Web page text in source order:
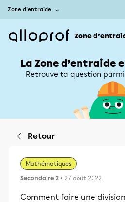
Zone d’entraide
Zone
La Zone d’entraide
Retrouve ta question parmi
Retour
Mathématiques
Secondaire 2 • 27 août 2022
Comment faire une